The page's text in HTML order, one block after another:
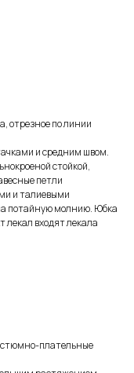
отрезное по линии
и средним швом.
стойкой,
петли
и талиевыми
потайную молнию. Юбка
лекал входят лекала
плательные